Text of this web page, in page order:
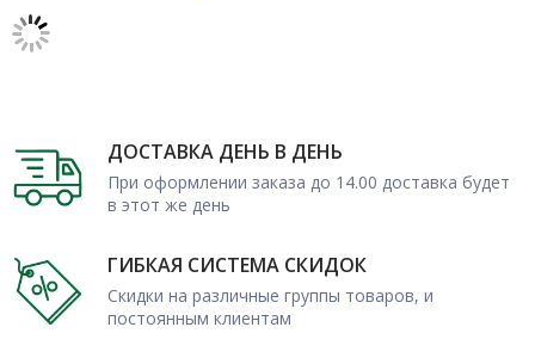
ДОСТАВКА ДЕНЬ В ДЕНЬ
При оформлении заказа до 14.00 доставка будет
в этот же день
ГИБКАЯ СИСТЕМА СКИДОК
Скидки на различные группы товаров, и
постоянным клиентам